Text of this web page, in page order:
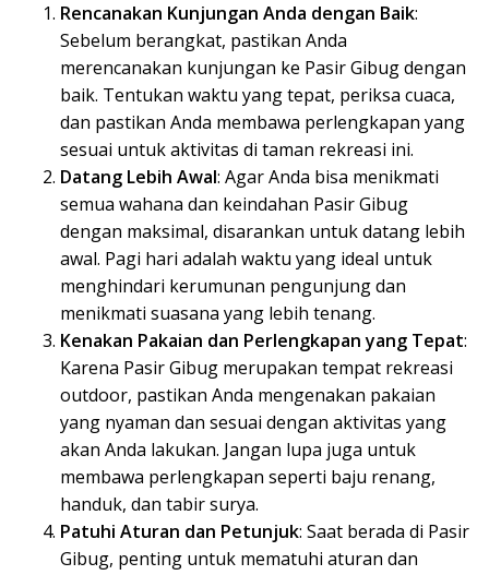
Rencanakan Kunjungan Anda dengan Baik:
Sebelum berangkat, pastikan Anda
merencanakan kunjungan ke Pasir Gibug dengan
baik. Tentukan waktu yang tepat, periksa cuaca,
dan pastikan Anda membawa perlengkapan yang
sesuai untuk aktivitas di taman rekreasi ini.
Datang Lebih Awal: Agar Anda bisa menikmati
semua wahana dan keindahan Pasir Gibug
dengan maksimal, disarankan untuk datang lebih
awal. Pagi hari adalah waktu yang ideal untuk
menghindari kerumunan pengunjung dan
menikmati suasana yang lebih tenang.
Kenakan Pakaian dan Perlengkapan yang Tepat:
Karena Pasir Gibug merupakan tempat rekreasi
outdoor, pastikan Anda mengenakan pakaian
yang nyaman dan sesuai dengan aktivitas yang
akan Anda lakukan. Jangan lupa juga untuk
membawa perlengkapan seperti baju renang,
handuk, dan tabir surya.
Patuhi Aturan dan Petunjuk: Saat berada di Pasir
Gibug, penting untuk mematuhi aturan dan